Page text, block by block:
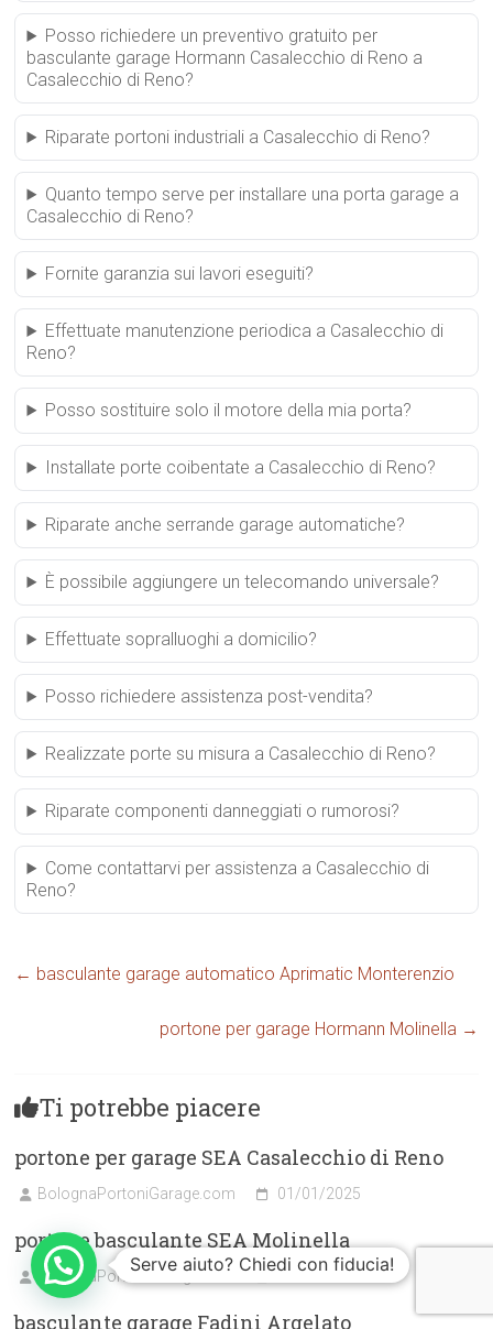
Posso richiedere un preventivo gratuito per
basculante garage Hormann Casalecchio di Reno a
Casalecchio di Reno?
Riparate portoni industriali a Casalecchio di Reno?
Quanto tempo serve per installare una porta garage a
Casalecchio di Reno?
Fornite garanzia sui lavori eseguiti?
Effettuate manutenzione periodica a Casalecchio di
Reno?
Posso sostituire solo il motore della mia porta?
Installate porte coibentate a Casalecchio di Reno?
Riparate anche serrande garage automatiche?
È possibile aggiungere un telecomando universale?
Effettuate sopralluoghi a domicilio?
Posso richiedere assistenza post-vendita?
Realizzate porte su misura a Casalecchio di Reno?
Riparate componenti danneggiati o rumorosi?
Come contattarvi per assistenza a Casalecchio di
Reno?
← basculante garage automatico Aprimatic Monterenzio
portone per garage Hormann Molinella →
Ti potrebbe piacere
portone per garage SEA Casalecchio di Reno
BolognaPortoniGarage.com 01/01/2025
portone basculante SEA Molinella
BolognaPortoniGarage.com 16/12/2024
basculante garage Fadini Argelato
Serve aiuto? Chiedi con fiducia!